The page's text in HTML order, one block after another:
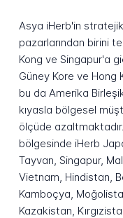
Asya iHerb'in
pazarlarından birini
Kong ve Singapur'a
Güney Kore ve Hong
bu da Amerika
kıyasla bölgesel
ölçüde
bölgesinde iHerb
Tayvan, Singapur,
Vietnam, Hindistan,
Kamboçya,
Kazakistan,